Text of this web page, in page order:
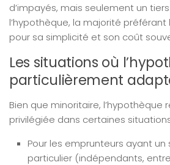
d’impayés, mais seulement un
l’hypothèque, la majorité
pour sa simplicité et son coût
Les situations où
particulièrement
Bien que minoritaire, l’hypothèque
privilégiée dans certaines
Pour les emprunteurs ayant
particulier (indépendants,